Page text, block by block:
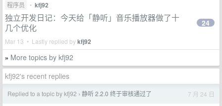
程序员 • kfj92
独立开发日记：今天给「静听」音乐播放器做了十
几个优化
Mar 13 • Lastly replied bykfj92
24
» More topics by kfj92
kfj92's recent replies
Replied to a topic by kfj92 › 静听 2.2.0 终于审核通过了 7 月 24 日